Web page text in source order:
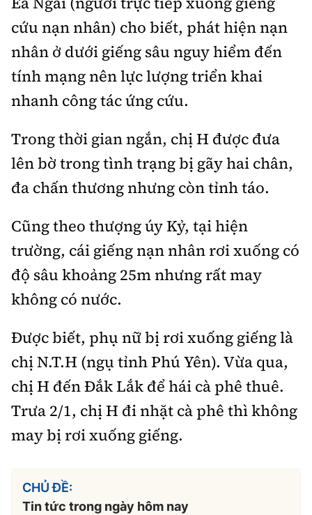
cứu nạn nhân) cho biết, phát hiện nạn
nhân ở dưới giếng sâu nguy hiểm đến
tính mạng nên lực lượng triển khai
nhanh công tác ứng cứu.
Trong thời gian ngắn, chị H được đưa
lên bờ trong tình trạng bị gãy hai chân,
đa chấn thương nhưng còn tỉnh táo.
Cũng theo thượng úy Kỷ, tại hiện
trường, cái giếng nạn nhân rơi xuống có
độ sâu khoảng 25m nhưng rất may
không có nước.
Được biết, phụ nữ bị rơi xuống giếng là
chị N.T.H (ngụ tỉnh Phú Yên). Vừa qua,
chị H đến Đắk Lắk để hái cà phê thuê.
Trưa 2/1, chị H đi nhặt cà phê thì không
may bị rơi xuống giếng.
CHỦ ĐỀ:
Tin tức trong ngày hôm nay